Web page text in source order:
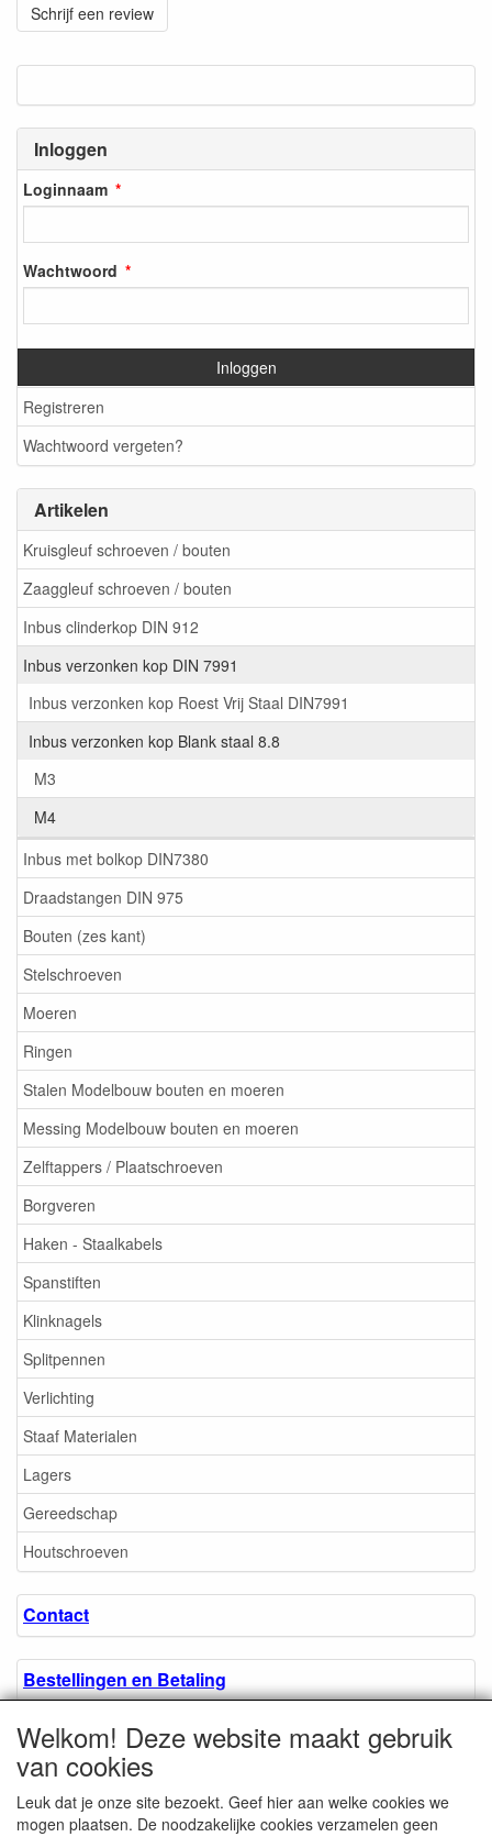
Inloggen
Loginnaam
Wachtwoord
Inloggen
Registreren
Wachtwoord vergeten?
Artikelen
Kruisgleuf schroeven / bouten
Zaaggleuf schroeven / bouten
Inbus clinderkop DIN 912
Inbus verzonken kop DIN 7991
Inbus verzonken kop Roest Vrij Staal DIN7991
Inbus verzonken kop Blank staal 8.8
M3
M4
Inbus met bolkop DIN7380
Draadstangen DIN 975
Bouten (zes kant)
Stelschroeven
Moeren
Ringen
Stalen Modelbouw bouten en moeren
Messing Modelbouw bouten en moeren
Zelftappers / Plaatschroeven
Borgveren
Haken - Staalkabels
Spanstiften
Klinknagels
Splitpennen
Verlichting
Staaf Materialen
Lagers
Gereedschap
Houtschroeven
Contact
Bestellingen en Betaling
Algemene voorwaarden
Over ons.
Schrijf een review
Welkom! Deze website maakt gebruik
van cookies
Leuk dat je onze site bezoekt. Geef hier aan welke cookies we
mogen plaatsen. De noodzakelijke cookies verzamelen geen